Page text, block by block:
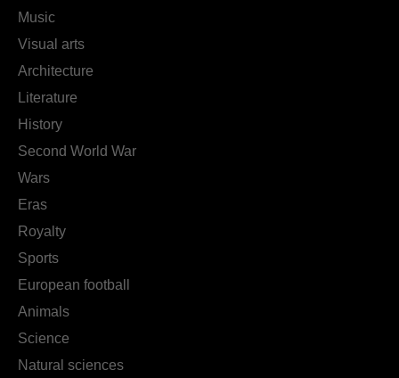
Music
Visual arts
Architecture
Literature
History
Second World War
Wars
Eras
Royalty
Sports
European football
Animals
Science
Natural sciences